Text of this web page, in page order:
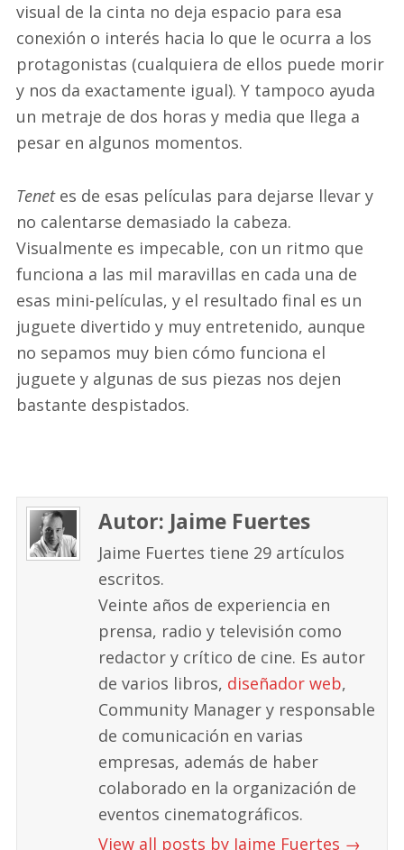
visual de la cinta no deja espacio para esa
conexión o interés hacia lo que le ocurra a los
protagonistas (cualquiera de ellos puede morir
y nos da exactamente igual). Y tampoco ayuda
un metraje de dos horas y media que llega a
pesar en algunos momentos.
Tenetes de esas películas para dejarse llevar y
no calentarse demasiado la cabeza.
Visualmente es impecable, con un ritmo que
funciona a las mil maravillas en cada una de
esas mini-películas, y el resultado final es un
juguete divertido y muy entretenido, aunque
no sepamos muy bien cómo funciona el
juguete y algunas de sus piezas nos dejen
bastante despistados.
Autor: Jaime Fuertes
Jaime Fuertes tiene 29 artículos
escritos.
Veinte años de experiencia en
prensa, radio y televisión como
redactor y crítico de cine. Es autor
de varios libros, diseñador web,
Community Manager y responsable
de comunicación en varias
empresas, además de haber
colaborado en la organización de
eventos cinematográficos.
View all posts by Jaime Fuertes →